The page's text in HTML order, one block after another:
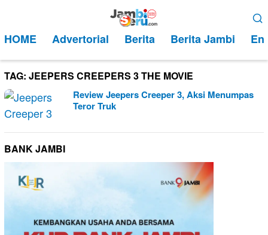
kontenMobile
HOME Advertorial Berita Berita Jambi
TAG: JEEPERS CREEPERS 3 THE MOVIE
Review Jeepers Creeper 3, Aksi Menumpas
Teror Truk
BANK JAMBI